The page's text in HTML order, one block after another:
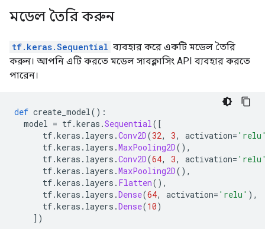
    i: 60000
  }
attr {
  key: "is_files"
  value {
    b: false
attr {
  key: "metadata"
  value {
    s: "\n\024TensorSliceDataset:0"
  key: "output_shapes"
  value {
    list {
মডেল তৈরি করুন
tf.keras.Sequential ব্যবহার করে একটি মডেল তৈরি
করুন। আপনি এটি করতে মডেল সাবক্লাসিং API ব্যবহার করতে
পারেন।
def create_model():
model = tf.keras .Sequential([
tf.keras . layers .Conv2D(32, 3, activation=
tf.keras . layers .MaxPooling2D(),
tf.keras . layers .Conv2D(64, 3, activation=
tf.keras . layers .MaxPooling2D(),
tf.keras . layers . Flatten(),
tf.keras . layers .Dense(64, activation= 'relu' ),
tf.keras . layers .Dense(10)
])